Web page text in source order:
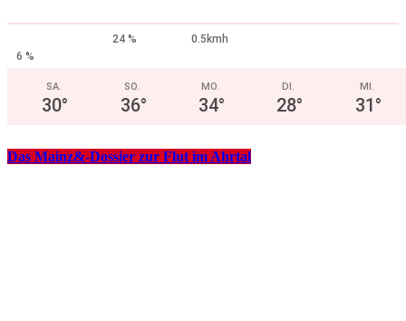
24 %
0.5kmh
6 %
SA.
30°
SO.
36°
MO.
34°
DI.
28°
MI.
31°
Das Mainz&-Dossier zur Flut im Ahrtal